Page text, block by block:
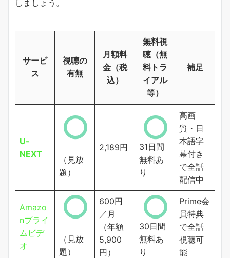
しましょう。
サービ
ス
視聴の
有無
月額料
金（税
込）
無料視
聴（無
料トラ
イアル
等）
補足
U-
NEXT
（見放
題）
2,189円
31日間
無料あ
り
高画
質・日
本語字
幕付き
で全話
配信中
Amazo
nプライ
ムビデ
オ
（見放
題）
600円
／月
（年額
5,900
円）
30日間
無料あ
り
Prime会
員特典
で全話
視聴可
能